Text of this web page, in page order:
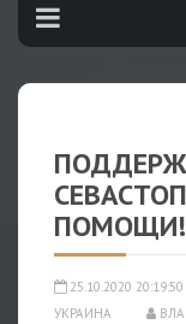
ПОМОЩИ!
25.10.2020 20:19:50
УКРАИНА